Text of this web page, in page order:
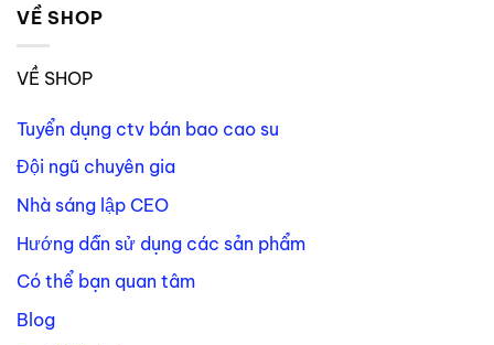
VỀ SHOP
VỀ SHOP
Tuyển dụng ctv bán bao cao su
Đội ngũ chuyên gia
Nhà sáng lập CEO
Hướng dẫn sử dụng các sản phẩm
Có thể bạn quan tâm
Blog